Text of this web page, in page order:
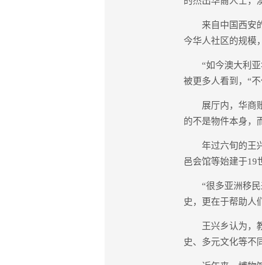
来自中国西安的
今华人社区的规模
“如今澳大利亚
被更多人看到，“
展厅内，华商账
的不是物件本身，
年过六旬的王兴
邑会馆等始建于19
“很多亚洲移民来
史，更在于帮助人
王兴乡认为，教
史、多元文化等不